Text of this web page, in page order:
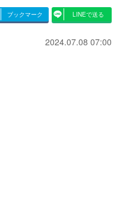
ブックマーク LINEで送る
2024.07.08 07:00